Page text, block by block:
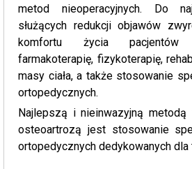
metod nieoperacyjnych. Do
służących redukcji objawów
komfortu życia pacjentów
farmakoterapię, fizykoterapię,
masy ciała, a także stosowanie
ortopedycznych.
Najlepszą i nieinwazyjną
osteoartrozą jest stosowanie
ortopedycznych dedykowanych dla